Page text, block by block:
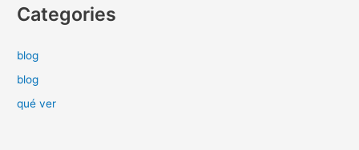
Categories
blog
blog
qué ver